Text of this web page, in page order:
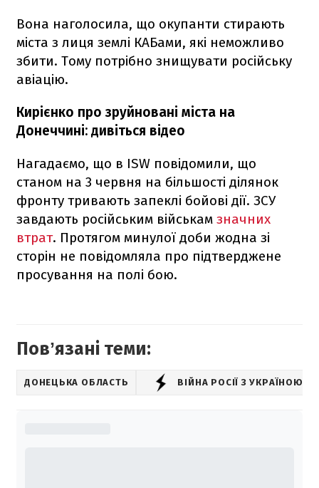
Вона наголосила, що окупанти стирають
міста з лиця землі КАБами, які неможливо
збити. Тому потрібно знищувати російську
авіацію.
Кирієнко про зруйновані міста на
Донеччині: дивіться відео
Нагадаємо, що в ISW повідомили, що
станом на 3 червня на більшості ділянок
фронту тривають запеклі бойові дії. ЗСУ
завдають російським військам значних
втрат. Протягом минулої доби жодна зі
сторін не повідомляла про підтверджене
просування на полі бою.
Повʼязані теми:
ДОНЕЦЬКА ОБЛАСТЬ ВІЙНА РОСІЇ З УКРАЇНОЮ